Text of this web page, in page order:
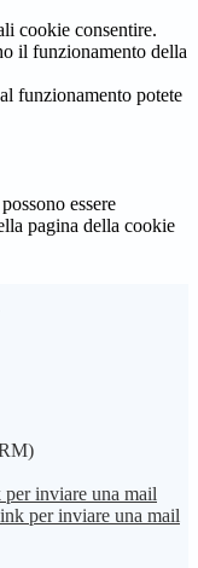
cookie consentire.
il funzionamento della
funzionamento potete
essere
pagina della cookie
inviare una mail
per inviare una mail